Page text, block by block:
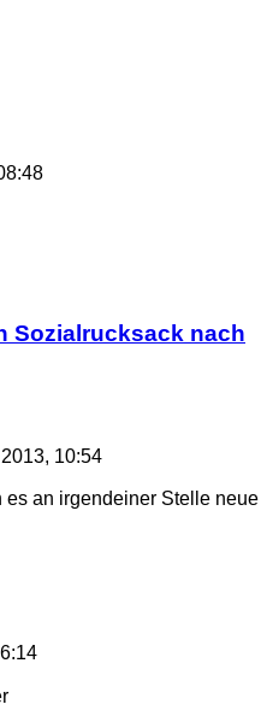
Sozialrucksack nach
10:54
an irgendeiner Stelle neue